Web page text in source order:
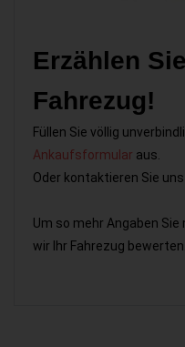
Erzählen
Fahrezug!
Füllen Sie völlig
Ankaufsformular aus.
Oder kontaktieren Sie
Um so mehr Angaben
wir Ihr Fahrezug bewerten.